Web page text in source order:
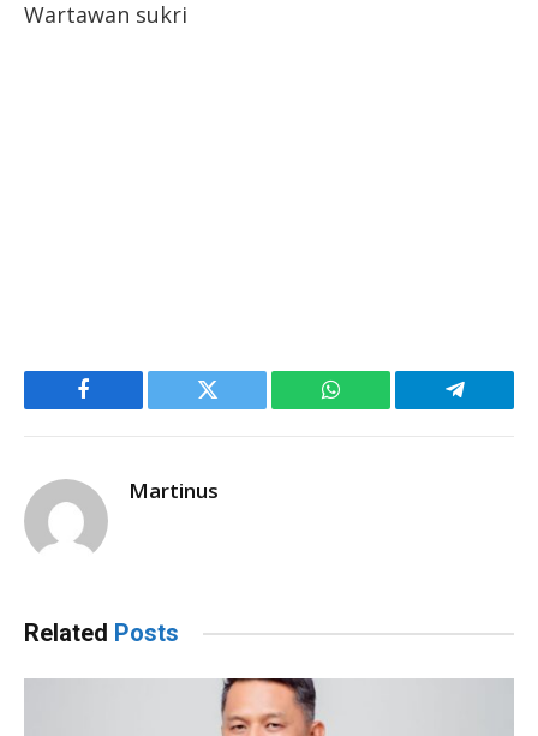
Wartawan sukri
Facebook Twitter WhatsApp Telegram
Martinus
Related Posts